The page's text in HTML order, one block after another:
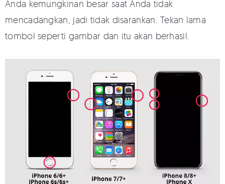
Anda kemungkinan besar saat Anda tidak
mencadangkan, jadi tidak disarankan. Tekan lama
tombol seperti gambar dan itu akan berhasil.